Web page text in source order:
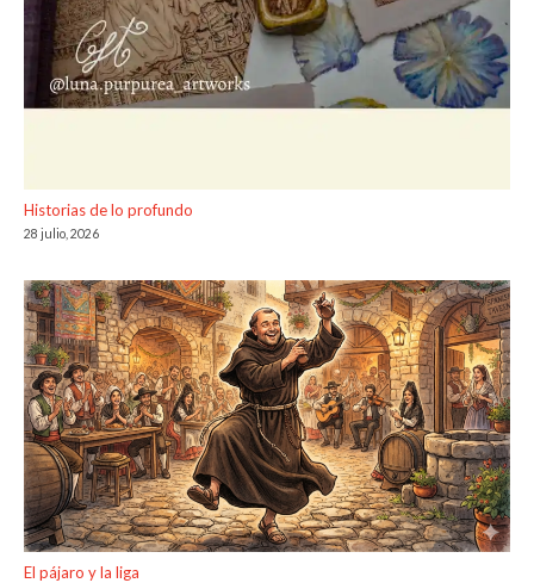
Historias de lo profundo
28 julio, 2026
El pájaro y la liga